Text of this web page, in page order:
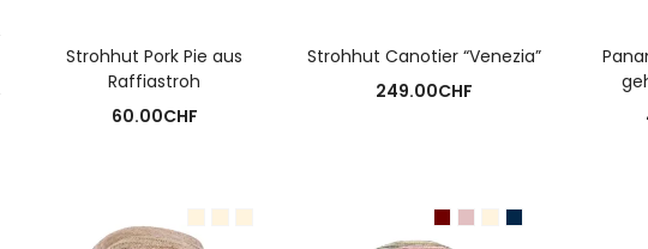
Strohhut Pork Pie aus
Raffiastroh
60.00CHF
Strohhut Canotier “Venezia”
249.00CHF